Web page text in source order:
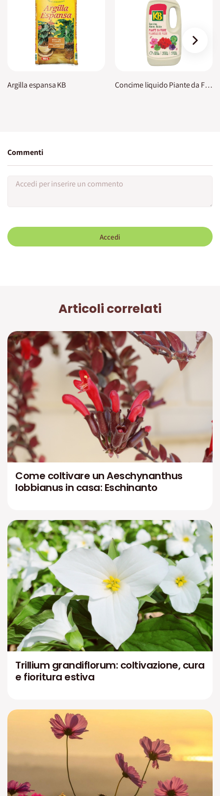
Argilla espansa KB Concime liquido Piante da Fiore KB
›
Commenti
Accedi
Articoli correlati
Come coltivare un Aeschynanthus
lobbianus in casa: Eschinanto
Trillium grandiflorum: coltivazione, cura
e fioritura estiva